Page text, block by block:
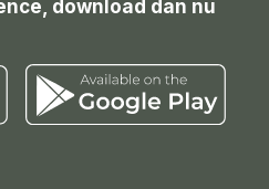
download dan nu